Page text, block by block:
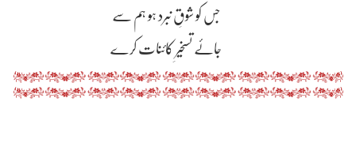
جس کو شوقِ نبرد ہو ہم سے
جائے تسخیرِ کائنات کرے